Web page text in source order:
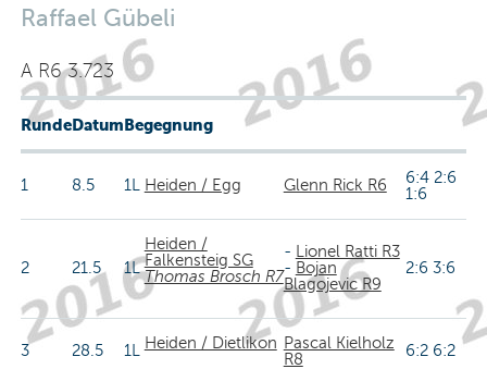
Raffael Gübeli
A R6 3.723
RundeDatumBegegnung
1 8.5 1L Heiden / Egg Glenn Rick R6
6:4 2:6
1:6
2 21.5 1L
Heiden /
Falkensteig SG
Thomas Brosch R7
-
Lionel Ratti R3
- Bojan
Blagojevic R9
2:6 3:6
3 28.5 1LHeiden / Dietlikon Pascal Kielholz
R8
6:2 6:2